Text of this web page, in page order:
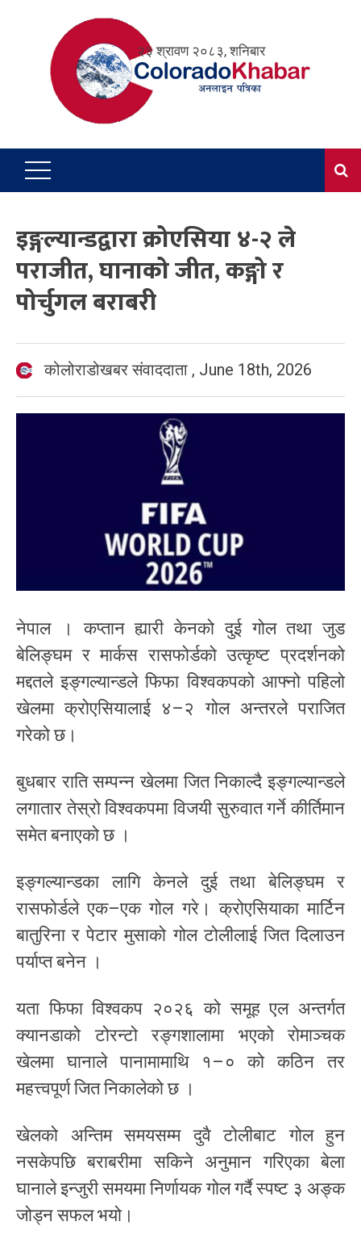
२३ श्रावण २०८३, शनिबार
इङ्गल्यान्डद्वारा क्रोएसिया ४-२ ले
पराजीत, घानाको जीत, कङ्गो र
पोर्चुगल बराबरी
कोलोराडोखबर संवाददाता , June 18th, 2026
नेपाल । कप्तान ह्यारी केनको दुई गोल तथा जुड
बेलिङ्घम र मार्कस रासफोर्डको उत्कृष्ट प्रदर्शनको
मद्दतले इङ्गल्यान्डले फिफा विश्वकपको आफ्नो पहिलो
खेलमा क्रोएसियालाई ४–२ गोल अन्तरले पराजित
गरेको छ।
बुधबार राति सम्पन्न खेलमा जित निकाल्दै इङ्गल्यान्डले
लगातार तेस्रो विश्वकपमा विजयी सुरुवात गर्ने कीर्तिमान
समेत बनाएको छ ।
इङ्गल्यान्डका लागि केनले दुई तथा बेलिङ्घम र
रासफोर्डले एक–एक गोल गरे। क्रोएसियाका मार्टिन
बातुरिना र पेटार मुसाको गोल टोलीलाई जित दिलाउन
पर्याप्त बनेन ।
यता फिफा विश्वकप २०२६ को समूह एल अन्तर्गत
क्यानडाको टोरन्टो रङ्गशालामा भएको रोमाञ्चक
खेलमा घानाले पानामामाथि १–० को कठिन तर
महत्त्वपूर्ण जित निकालेको छ ।
खेलको अन्तिम समयसम्म दुवै टोलीबाट गोल हुन
नसकेपछि बराबरीमा सकिने अनुमान गरिएका बेला
घानाले इन्जुरी समयमा निर्णायक गोल गर्दै स्पष्ट ३ अङ्क
जोड्न सफल भयो।